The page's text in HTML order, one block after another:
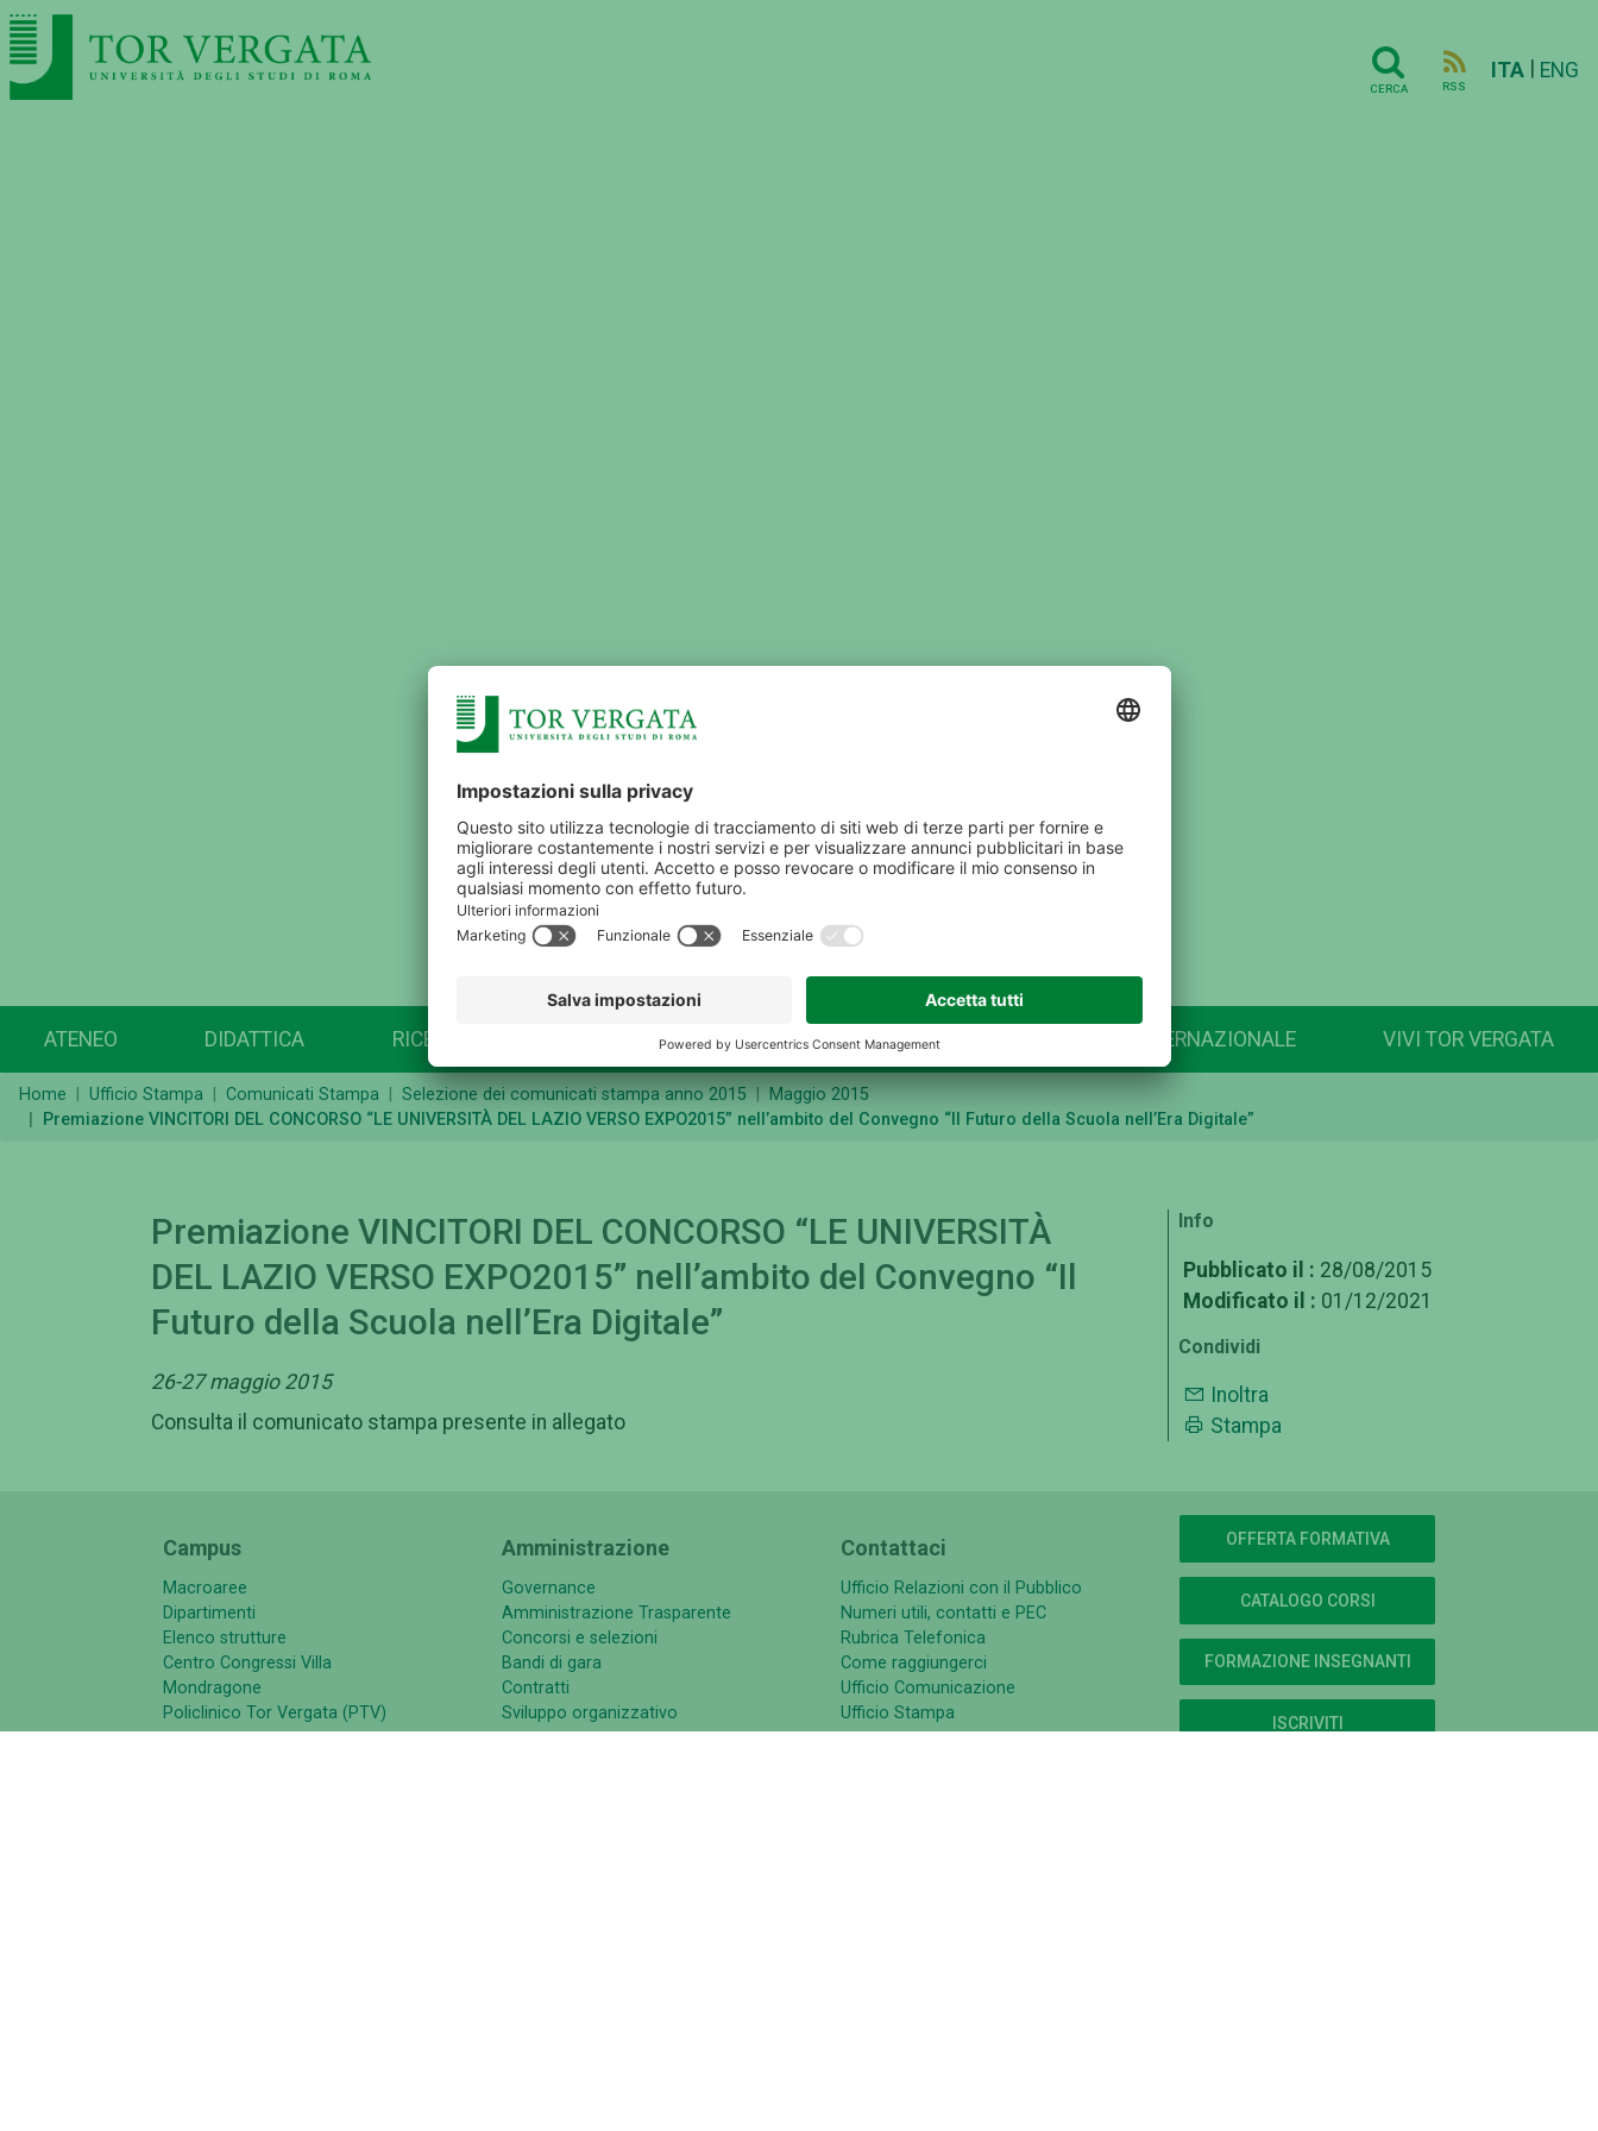
CERCA RSS
ITA ENG
ATENEO DIDATTICA RICERCA IMPRESE E TERRITORIO AMMINISTRAZIONE INTERNAZIONALE VIVI TOR VERGATA
Home Ufficio Stampa Comunicati Stampa Selezione dei comunicati stampa anno 2015
Maggio 2015
Premiazione VINCITORI DEL CONCORSO “LE UNIVERSITÀ DEL LAZIO VERSO EXPO2015” nell’ambito del Convegno “Il Futuro della Scuola nell’Era Digitale”
Premiazione VINCITORI DEL CONCORSO “LE UNIVERSITÀ
DEL LAZIO VERSO EXPO2015” nell’ambito del Convegno “Il
Futuro della Scuola nell’Era Digitale”
26-27 maggio 2015
Consulta il comunicato stampa presente in allegato
Info
Pubblicato il : 28/08/2015
Modificato il : 01/12/2021
Condividi
Inoltra
Stampa
Campus
Macroaree
Dipartimenti
Elenco strutture
Centro Congressi Villa
Mondragone
Policlinico Tor Vergata (PTV)
Amministrazione
Governance
Amministrazione Trasparente
Concorsi e selezioni
Bandi di gara
Contratti
Sviluppo organizzativo
Contattaci
Ufficio Relazioni con il Pubblico
Numeri utili, contatti e PEC
Rubrica Telefonica
Come raggiungerci
Ufficio Comunicazione
Ufficio Stampa
OFFERTA FORMATIVA
CATALOGO CORSI
FORMAZIONE INSEGNANTI
ISCRIVITI